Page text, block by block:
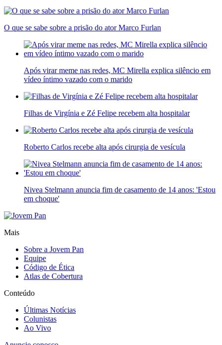
O que se sabe sobre a prisão do ator Marco Furlan
Após virar meme nas redes, MC Mirella explica silêncio em
vídeo íntimo vazado com o marido
Filhas de Virgínia e Zé Felipe recebem alta hospitalar
Roberto Carlos recebe alta após cirurgia de vesícula
Nivea Stelmann anuncia fim de casamento de 14 anos: 'Estou
em choque'
Mais
Sobre a Jovem Pan
Equipe
Código de Ética
Atlas de Cobertura
Conteúdo
Últimas Notícias
Colunistas
Ao Vivo